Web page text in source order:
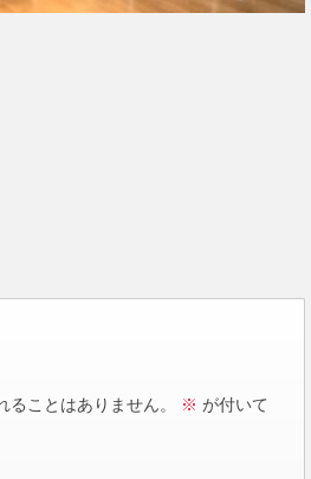
ることはありません。 ※ が付いて